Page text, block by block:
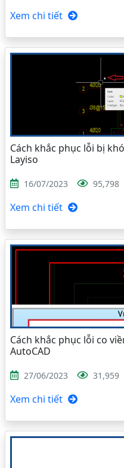
Xem chi tiết
Cách khắc phục lỗi bị
Layiso
16/07/2023 95,798
Xem chi tiết
Cách khắc phục lỗi co
AutoCAD
27/06/2023 31,959
Xem chi tiết